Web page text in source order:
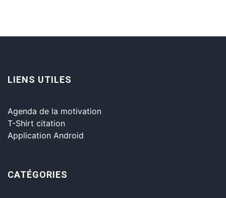
LIENS UTILES
Agenda de la motivation
T-Shirt citation
Application Android
CATÉGORIES